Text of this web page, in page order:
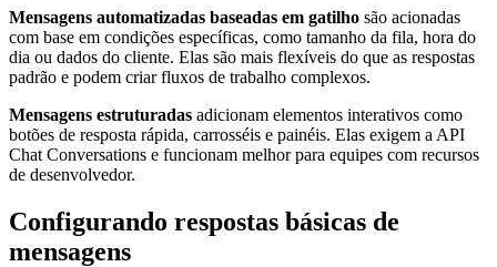
Mensagens automatizadas baseadas em gatilho são acionadas
com base em condições específicas, como tamanho da fila, hora do
dia ou dados do cliente. Elas são mais flexíveis do que as respostas
padrão e podem criar fluxos de trabalho complexos.
Mensagens estruturadas adicionam elementos interativos como
botões de resposta rápida, carrosséis e painéis. Elas exigem a API
Chat Conversations e funcionam melhor para equipes com recursos
de desenvolvedor.
Configurando respostas básicas de
mensagens